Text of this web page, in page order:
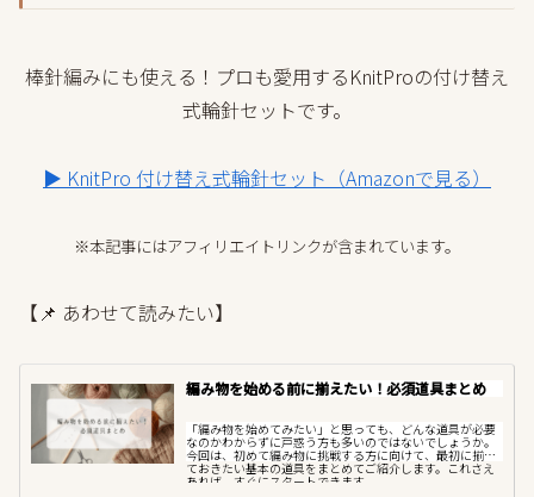
棒針編みにも使える！プロも愛用するKnitProの付け替え
式輪針セットです。
▶ KnitPro 付け替え式輪針セット（Amazonで見る）
※本記事にはアフィリエイトリンクが含まれています。
【📌 あわせて読みたい】
編み物を始める前に揃えたい！必須道具まとめ
「編み物を始めてみたい」と思っても、どんな道具が必要
なのかわからずに戸惑う方も多いのではないでしょうか。
今回は、初めて編み物に挑戦する方に向けて、最初に揃え
ておきたい基本の道具をまとめてご紹介します。これさえ
あれば、すぐにスタートできます。...